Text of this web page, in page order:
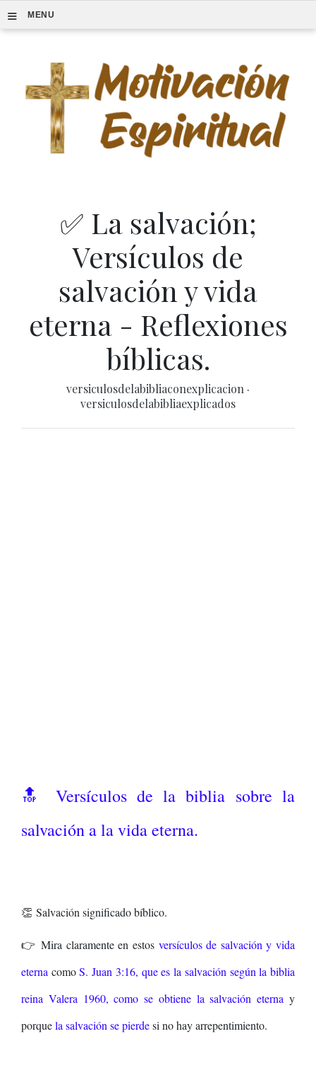
≡ MENU
✅ La salvación;
Versículos de
salvación y vida
eterna - Reflexiones
bíblicas.
versiculosdelabibliaconexplicacion ·
versiculosdelabibliaexplicados
🔝 Versículos de la biblia sobre la
salvación a la vida eterna.
👏 Salvación significado bíblico.
👉Mira claramente en estos versículos de salvación y vida
eterna comoS. Juan 3:16, que es la salvación según la biblia
reina Valera 1960,como se obtiene la salvación eternay
porquela salvación se pierdesi no hay arrepentimiento.